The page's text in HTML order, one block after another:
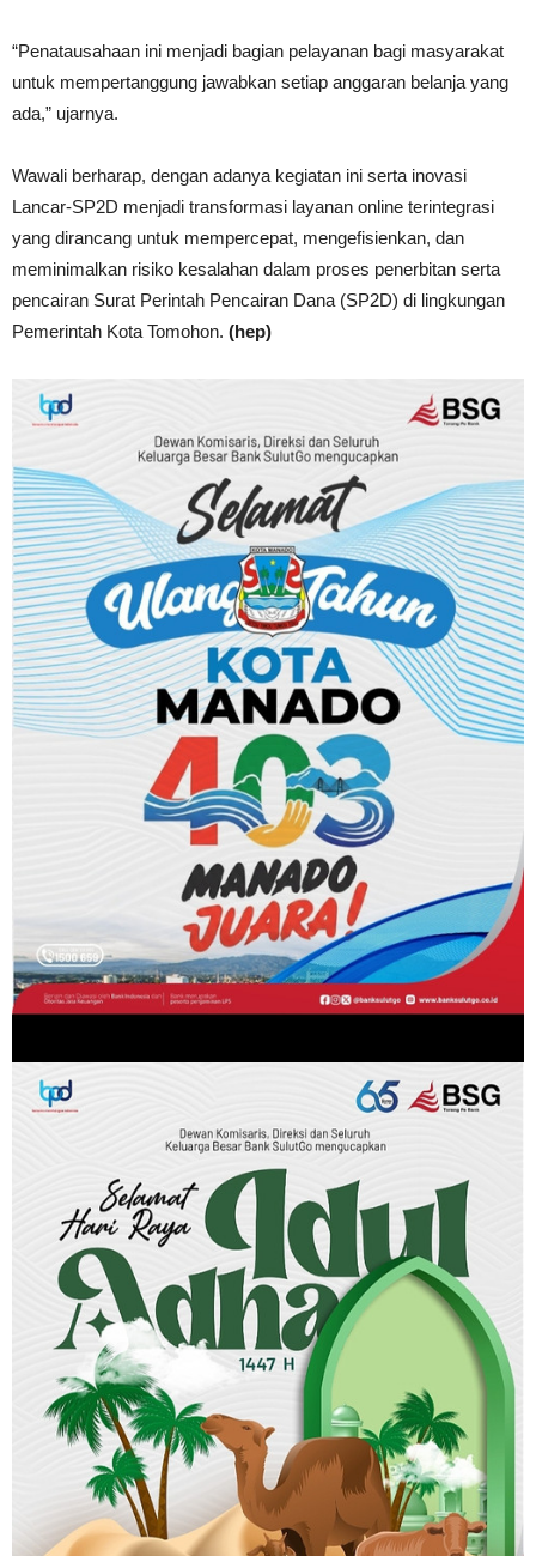
“Penatausahaan ini menjadi bagian pelayanan bagi masyarakat
untuk mempertanggung jawabkan setiap anggaran belanja yang
ada,” ujarnya.
Wawali berharap, dengan adanya kegiatan ini serta inovasi
Lancar-SP2D menjadi transformasi layanan online terintegrasi
yang dirancang untuk mempercepat, mengefisienkan, dan
meminimalkan risiko kesalahan dalam proses penerbitan serta
pencairan Surat Perintah Pencairan Dana (SP2D) di lingkungan
Pemerintah Kota Tomohon. (hep)